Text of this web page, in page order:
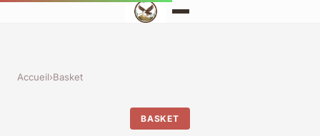
Accueil›Basket
BASKET